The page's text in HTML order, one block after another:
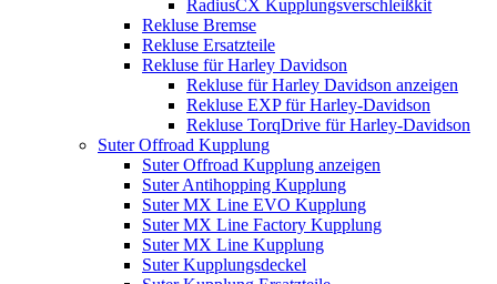
RadiusCX Kupplungsverschleißkit
Rekluse Bremse
Rekluse Ersatzteile
Rekluse für Harley Davidson
Rekluse für Harley Davidson anzeigen
Rekluse EXP für Harley-Davidson
Rekluse TorqDrive für Harley-Davidson
Suter Offroad Kupplung
Suter Offroad Kupplung anzeigen
Suter Antihopping Kupplung
Suter MX Line EVO Kupplung
Suter MX Line Factory Kupplung
Suter MX Line Kupplung
Suter Kupplungsdeckel